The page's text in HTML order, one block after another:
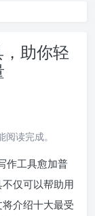
助你轻
读完成。
作工具愈加普
仅可以帮助用
介绍十大最受